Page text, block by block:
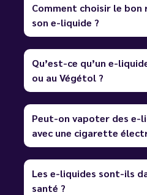
Comment choisir le bon
son e-liquide ?
Qu’est-ce qu’un e-
ou au Végétol ?
Peut-on vapoter des e-
avec une cigarette
Les e-liquides sont-ils
santé ?